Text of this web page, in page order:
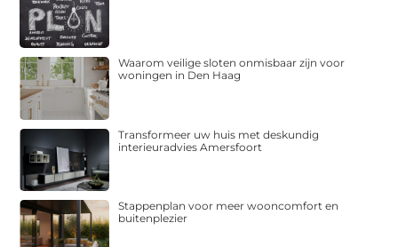
Waarom veilige sloten onmisbaar zijn voor
woningen in Den Haag
Transformeer uw huis met deskundig
interieuradvies Amersfoort
Stappenplan voor meer wooncomfort en
buitenplezier